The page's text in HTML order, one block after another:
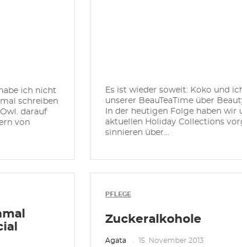
ich nicht
schreiben
darauf
von
Es ist wieder soweit: Koko und
unserer BeauTeaTime über
In der heutigen Folge haben wir
aktuellen Holiday Collections
sinnieren über...
PFLEGE
Zuckeralkohole
Agata 15. November 2013